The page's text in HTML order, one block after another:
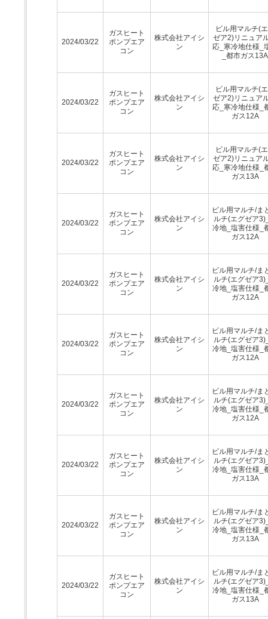
2024/03/22
ガスヒート
ポンプエア
コン
株式会社アイシ
ン
ビル用マルチ(
ゼア2)リニュア
応_寒冷地仕様_
_都市ガス13A
2024/03/22
ガスヒート
ポンプエア
コン
株式会社アイシ
ン
ビル用マルチ(
ゼア2)リニュア
応_寒冷地仕様_
ガス12A
2024/03/22
ガスヒート
ポンプエア
コン
株式会社アイシ
ン
ビル用マルチ(
ゼア2)リニュア
応_寒冷地仕様_
ガス13A
2024/03/22
ガスヒート
ポンプエア
コン
株式会社アイシ
ン
ビル用マルチ/ま
ルチ(エグゼア
冷地_塩害仕様_
ガス12A
2024/03/22
ガスヒート
ポンプエア
コン
株式会社アイシ
ン
ビル用マルチ/ま
ルチ(エグゼア
冷地_塩害仕様_
ガス12A
2024/03/22
ガスヒート
ポンプエア
コン
株式会社アイシ
ン
ビル用マルチ/ま
ルチ(エグゼア
冷地_塩害仕様_
ガス12A
2024/03/22
ガスヒート
ポンプエア
コン
株式会社アイシ
ン
ビル用マルチ/ま
ルチ(エグゼア
冷地_塩害仕様_
ガス12A
2024/03/22
ガスヒート
ポンプエア
コン
株式会社アイシ
ン
ビル用マルチ/ま
ルチ(エグゼア
冷地_塩害仕様_
ガス13A
2024/03/22
ガスヒート
ポンプエア
コン
株式会社アイシ
ン
ビル用マルチ/ま
ルチ(エグゼア
冷地_塩害仕様_
ガス13A
2024/03/22
ガスヒート
ポンプエア
コン
株式会社アイシ
ン
ビル用マルチ/ま
ルチ(エグゼア
冷地_塩害仕様_
ガス13A